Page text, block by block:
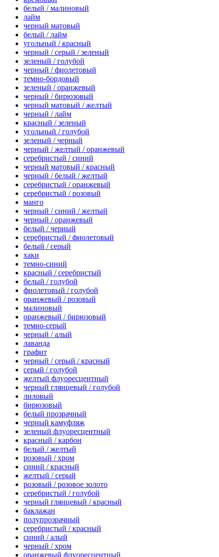
белый / малиновый
лайм
черный матовый
белый / лайм
угольный / красный
черный / серый / зеленый
зеленый / голубой
черный / фиолетовый
темно-бордовый
зеленый / оранжевый
черный / бирюзовый
черный матовый / желтый
черный / лайм
красный / зеленый
угольный / голубой
зеленый / черный
черный / желтый / оранжевый
серебристый / синий
черный матовый / красный
черный / белый / желтый
серебристый / оранжевый
серебристый / розовый
манго
черный / синий / желтый
черный / оранжевый
белый / черный
серебристый / фиолетовый
белый / серый
хаки
темно-синий
красный / серебристый
белый / голубой
фиолетовый / голубой
оранжевый / розовый
малиновый
оранжевый / бирюзовый
темно-серый
черный / алый
лаванда
графит
черный / серый / красный
серый / голубой
желтый флуоресцентный
черный глянцевый / голубой
лиловый
бирюзовый
белый прозрачный
черный камуфляж
зеленый флуоресцентный
красный / карбон
белый / желтый
розовый / хром
синий / красный
желтый / серый
розовый / розовое золото
серебристый / голубой
черный глянцевый / красный
баклажан
полупрозрачный
серебристый / красный
синий / алый
черный / хром
оранжевый флуоресцентный